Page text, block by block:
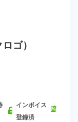
ゴ）
インボイス
登録済